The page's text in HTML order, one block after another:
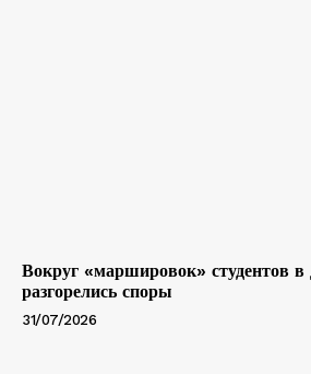
Вокруг «маршировок» студентов
разгорелись споры
31/07/2026